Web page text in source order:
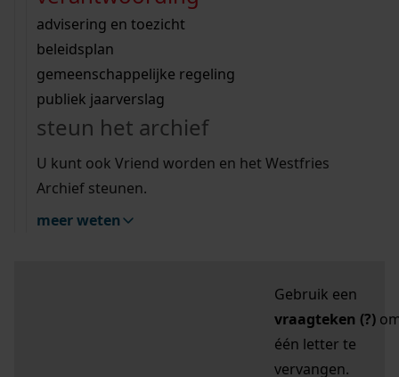
bouwvergunningen
omgevingsvergunningen
vergunningen
beeld en geluid
uitleg nodig?
Wij helpen u op weg met een aantal zoektips.
bekijk alle zoektips
Wij helpen u op weg met een aantal zoektips.
bekijk alle zoektips
bekijk ons geschiedenislokaal
advisering en toezicht
beleidsplan
gemeenschappelijke regeling
publiek jaarverslag
steun het archief
U kunt ook Vriend worden en het Westfries
Archief steunen.
meer weten
zoektips
Mijn Studiezaal (inloggen)
uw zoekopdracht te
Gebruik een
vraagteken (?)
één letter te
vervangen.